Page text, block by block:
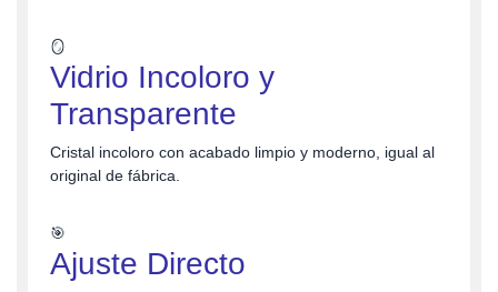
🪞
Vidrio Incoloro y
Transparente
Cristal incoloro con acabado limpio y moderno, igual al
original de fábrica.
🎯
Ajuste Directo